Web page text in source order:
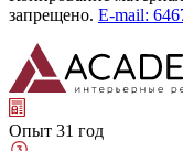
запрещено. E-mail:
Опыт 31 год